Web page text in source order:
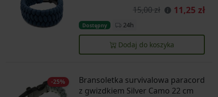
15,00 zł
11,25 zł
Dostępny 24h
Dodaj do koszyka
-25%
Bransoletka survivalowa paracord
z gwizdkiem Silver Camo 22 cm